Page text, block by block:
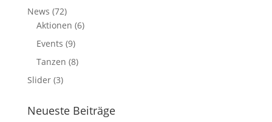
News (72)
Aktionen (6)
Events (9)
Tanzen (8)
Slider(3)
Neueste Beiträge